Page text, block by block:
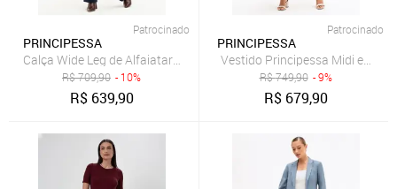
Patrocinado
PRINCIPESSA
Calça Wide Leg de Alfaiataria Premium Marinho Índigo Valci
R$709,90 - 10%
R$ 639,90
Patrocinado
PRINCIPESSA
Vestido Principessa Midi em
R$749,90 - 9%
R$ 679,90